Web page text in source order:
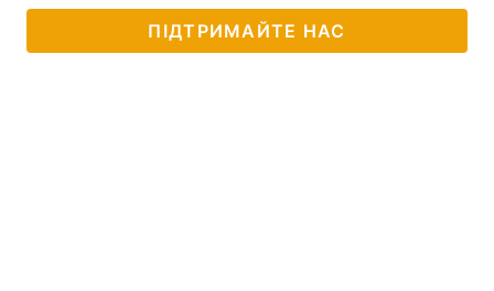
ПІДТРИМАЙТЕ НАС